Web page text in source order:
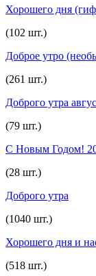
Хорошего дня
(102 шт.)
Доброе утро
(261 шт.)
Доброго утра
(79 шт.)
С Новым Годом!
(28 шт.)
Доброго утра
(1040 шт.)
Хорошего дня и
(518 шт.)